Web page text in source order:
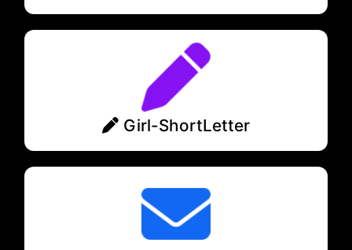
Girl-ShortLetter